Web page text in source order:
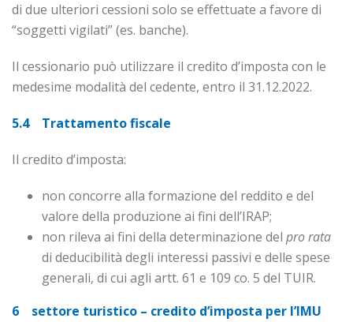
di due ulteriori cessioni solo se effettuate a favore di
“soggetti vigilati” (es. banche).
Il cessionario può utilizzare il credito d’imposta con le
medesime modalità del cedente, entro il 31.12.2022.
5.4 Trattamento fiscale
Il credito d’imposta:
non concorre alla formazione del reddito e del
valore della produzione ai fini dell’IRAP;
non rileva ai fini della determinazione del pro rata
di deducibilità degli interessi passivi e delle spese
generali, di cui agli artt. 61 e 109 co. 5 del TUIR.
6 settore turistico – credito d’imposta per l’IMU